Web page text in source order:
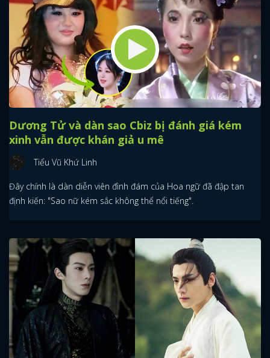
Dương Tử và dàn sao Cbiz bị đánh giá kém
xinh vẫn được khán giả u mê
Tiểu Vũ Khứ Linh
Đây chính là dàn diễn viên đình đám của Hoa ngữ đã đập tan
định kiến: "Sao nữ kém sắc không thể nổi tiếng".